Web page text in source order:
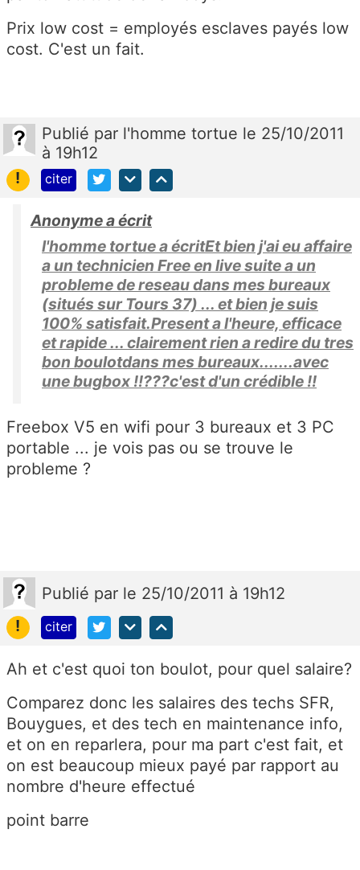
Prix low cost = employés esclaves payés low
cost. C'est un fait.
Publié par l'homme tortue le 25/10/2011
à 19h12
!
citer
Anonyme a écrit
l'homme tortue a écritEt bien j'ai eu affaire
a un technicien Free en live suite a un
probleme de reseau dans mes bureaux
(situés sur Tours 37) ... et bien je suis
100% satisfait.Present a l'heure, efficace
et rapide ... clairement rien a redire du tres
bon boulotdans mes bureaux.......avec
une bugbox !!???c'est d'un crédible !!
Freebox V5 en wifi pour 3 bureaux et 3 PC
portable ... je vois pas ou se trouve le
probleme ?
Publié par le 25/10/2011 à 19h12
!
citer
Ah et c'est quoi ton boulot, pour quel salaire?
Comparez donc les salaires des techs SFR,
Bouygues, et des tech en maintenance info,
et on en reparlera, pour ma part c'est fait, et
on est beaucoup mieux payé par rapport au
nombre d'heure effectué
point barre